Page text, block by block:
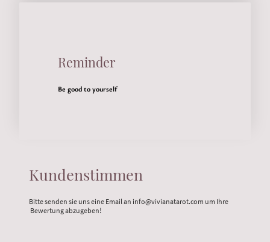
Reminder
Be good to yourself
Kundenstimmen
Bitte senden sie uns eine Email an info@vivianatarot.com um Ihre
Bewertung abzugeben!